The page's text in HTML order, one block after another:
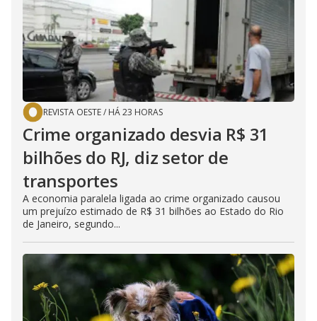
REVISTA OESTE/ HÁ 23 HORAS
Crime organizado desvia R$ 31
bilhões do RJ, diz setor de
transportes
A economia paralela ligada ao crime organizado causou
um prejuízo estimado de R$ 31 bilhões ao Estado do Rio
de Janeiro, segundo...